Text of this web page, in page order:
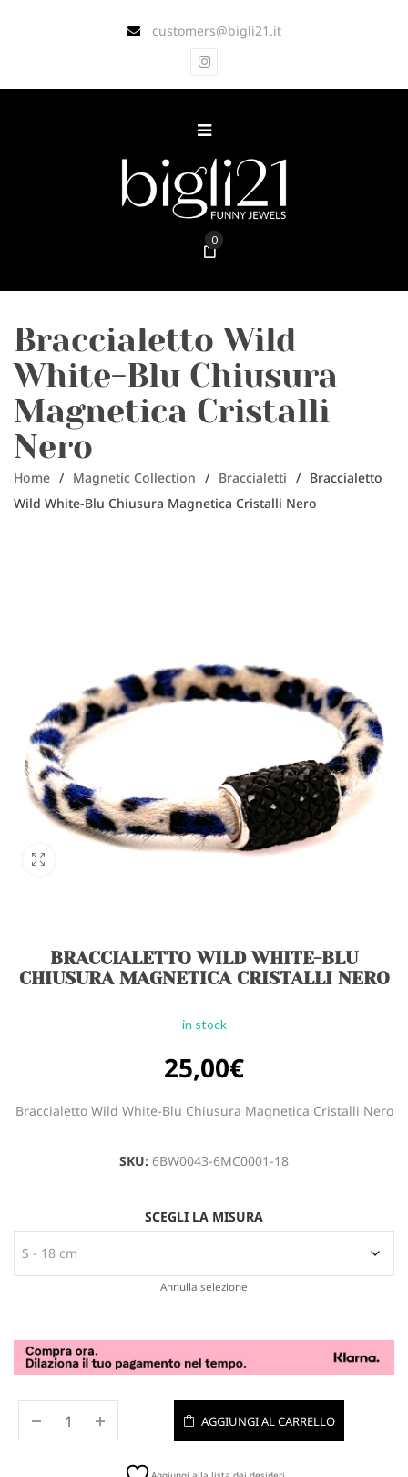
customers@bigli21.it
0
Braccialetto Wild
White-Blu Chiusura
Magnetica Cristalli
Nero
Home / Magnetic Collection / Braccialetti / Braccialetto
Wild White-Blu Chiusura Magnetica Cristalli Nero
BRACCIALETTO WILD WHITE-BLU
CHIUSURA MAGNETICA CRISTALLI NERO
in stock
25,00€
Braccialetto Wild White-Blu Chiusura Magnetica Cristalli Nero
SKU: 6BW0043-6MC0001-18
SCEGLI LA MISURA
Annulla selezione
AGGIUNGI AL CARRELLO